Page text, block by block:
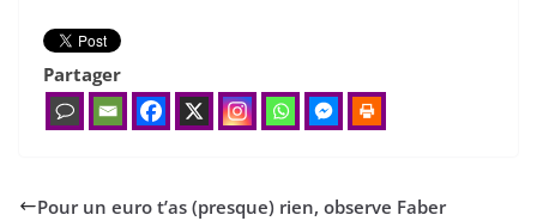
Partager
Pour un euro t’as (presque) rien, observe Faber